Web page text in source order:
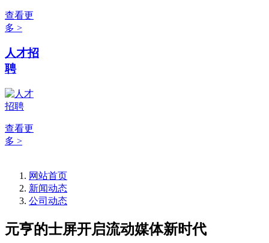
查看更
多 >
人才招
聘
查看更
多 >
网站首页
新闻动态
公司动态
元亨的士屏开启流动媒体新时代